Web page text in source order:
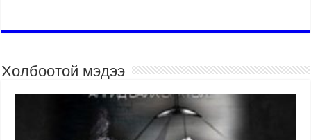
Холбоотой мэдээ